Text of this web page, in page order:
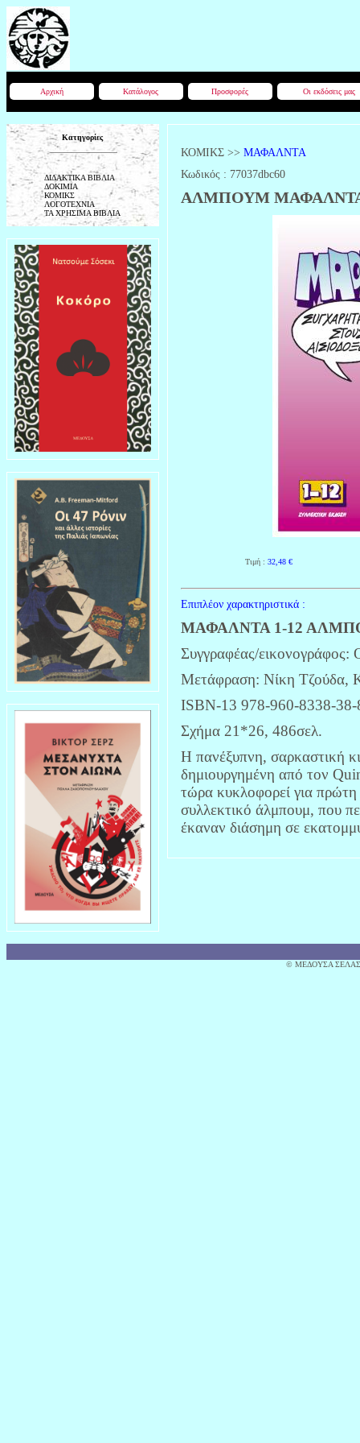
Αρχική Κατάλογος Προσφορές Οι εκδόσεις μας
Κατηγορίες
ΔΙΔΑΚΤΙΚΑ ΒΙΒΛΙΑ
ΔΟΚΙΜΙΑ
ΚΟΜΙΚΣ
ΛΟΓΟΤΕΧΝΙΑ
ΤΑ ΧΡΗΣΙΜΑ ΒΙΒΛΙΑ
ΚΟΜΙΚΣ >> ΜΑΦΑΛΝΤΑ
Κωδικός : 77037dbc60
ΑΛΜΠΟΥΜ ΜΑΦΑΛΝΤΑ
Τιμή : 32,48 €
Επιπλέον χαρακτηριστικά :
ΜΑΦΑΛΝΤΑ 1-12
Συγγραφέας/
Μετάφραση: Νίκη Τζούδα,
ISBN-13 978-960-8338-38-
Σχήμα 21*26, 486σελ.
Η πανέξυπνη, σαρκαστική
δημιουργημένη από τον
τώρα κυκλοφορεί για
συλλεκτικό άλμπουμ, που
έκαναν διάσημη σε
© MΕΔΟΥΣΑ